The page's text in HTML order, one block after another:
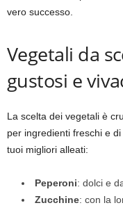
vero successo.
Vegetali da
gustosi e
La scelta dei vegetali è
per ingredienti freschi e
tuoi migliori alleati:
Peperoni: dolci e
Zucchine: con la